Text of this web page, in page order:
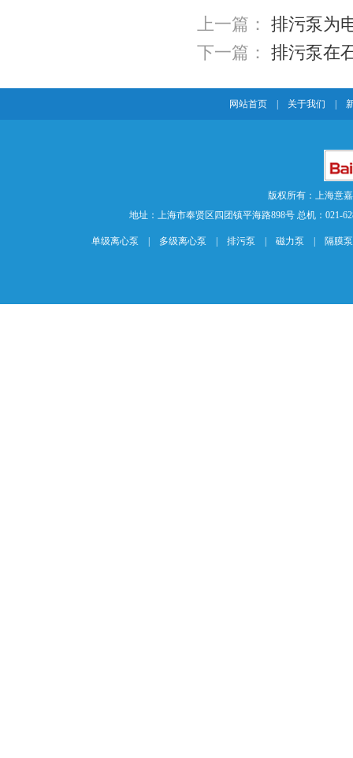
上一篇： 排污泵为
下一篇： 排污泵在
网站首页 关于我们
版权所有：上海意
地址：上海市奉贤区四团镇平海路898号 总机：021-
单级离心泵 多级离心泵 排污泵 磁力泵 隔膜泵